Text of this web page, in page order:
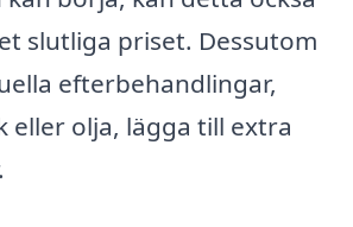
slutliga priset. Dessutom
efterbehandlingar,
eller olja, lägga till extra